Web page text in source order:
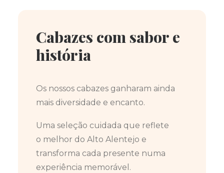
Cabazes com sabor e
história
Os nossos cabazes ganharam ainda
mais diversidade e encanto.
Uma seleção cuidada que reflete
o melhor do Alto Alentejo e
transforma cada presente numa
experiência memorável.